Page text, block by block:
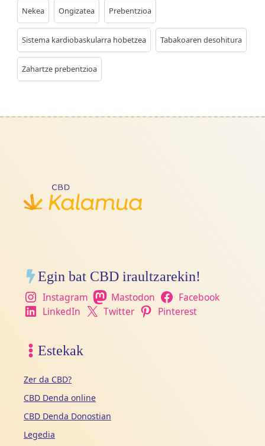
Nekea Ongizatea Prebentzioa
Sistema kardiobaskularra hobetzea Tabakoaren desohitura
Zahartze prebentzioa
Egin bat CBD iraultzarekin!
Instagram Mastodon
Facebook
LinkedIn
Twitter Pinterest
Estekak
Zer da CBD?
CBD Denda online
CBD Denda Donostian
Legedia